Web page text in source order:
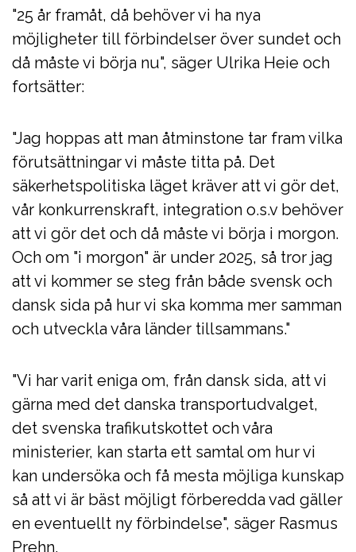
"25 år framåt, då behöver vi ha nya
möjligheter till förbindelser över sundet och
då måste vi börja nu", säger Ulrika Heie och
fortsätter:
"Jag hoppas att man åtminstone tar fram vilka
förutsättningar vi måste titta på. Det
säkerhetspolitiska läget kräver att vi gör det,
vår konkurrenskraft, integration o.s.v behöver
att vi gör det och då måste vi börja i morgon.
Och om "i morgon" är under 2025, så tror jag
att vi kommer se steg från både svensk och
dansk sida på hur vi ska komma mer samman
och utveckla våra länder tillsammans."
"Vi har varit eniga om, från dansk sida, att vi
gärna med det danska transportudvalget,
det svenska trafikutskottet och våra
ministerier, kan starta ett samtal om hur vi
kan undersöka och få mesta möjliga kunskap
så att vi är bäst möjligt förberedda vad gäller
en eventuellt ny förbindelse", säger Rasmus
Prehn.